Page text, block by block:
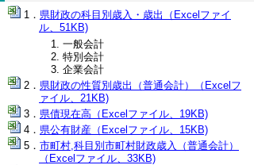
県財政の科目別歳入・歳出（Excelファイ
ル、51KB)
一般会計
特別会計
企業会計
県財政の性質別歳出（普通会計）（Excelフ
ァイル、21KB)
県債現在高（Excelファイル、19KB)
県公有財産（Excelファイル、15KB)
市町村,科目別市町村財政歳入（普通会計）
（Excelファイル、33KB)